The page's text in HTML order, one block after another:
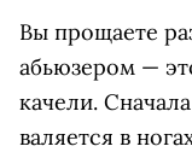
Вы прощаете
абьюзером —
качели.
валяется в